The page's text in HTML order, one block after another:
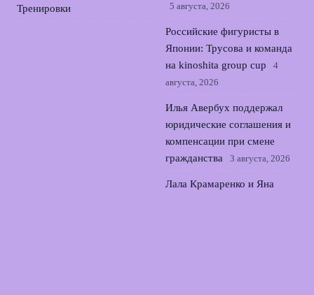
Тренировки 5 августа, 2026
Российские фигуристы в
Японии: Трусова и команда
на kinoshita group cup
4
августа, 2026
Илья Авербух поддержал
юридические соглашения и
компенсации при смене
гражданства
3 августа, 2026
Лала Крамаренко и Яна